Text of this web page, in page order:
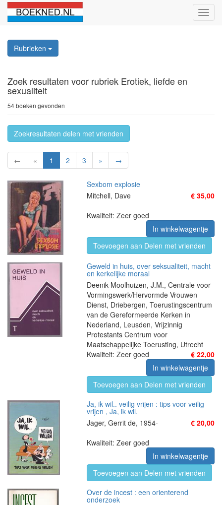
Rubrieken
Zoek resultaten voor rubriek Erotiek, liefde en
sexualiteit
54 boeken gevonden
Zoekresultaten delen met vrienden
← « 1 2 3 » →
Sexbom explosie
Mitchell, Dave
€ 35,00
Kwaliteit: Zeer goed
In winkelwagentje
Toevoegen aan Delen met vrienden
Geweld in huis, over seksualiteit, macht
en kerkelijke moraal
Deenik-Moolhuizen, J.M., Centrale voor
Vormingswerk/Hervormde Vrouwen
Dienst, Driebergen, Toerustingscentrum
van de Gereformeerde Kerken in
Nederland, Leusden, Vrijzinnig
Protestants Centrum voor
Maatschappelijke Toerusting, Utrecht
€ 22,00
Kwaliteit: Zeer goed
In winkelwagentje
Toevoegen aan Delen met vrienden
Ja, ik wil.. veilig vrijen : tips voor veilig
vrijen , Ja, ik wil.
Jager, Gerrit de, 1954-
€ 20,00
Kwaliteit: Zeer goed
In winkelwagentje
Toevoegen aan Delen met vrienden
Over de incest : een orienterend
onderzoek